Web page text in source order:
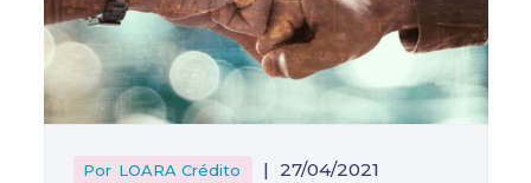
Por LOARA Crédito | 27/04/2021